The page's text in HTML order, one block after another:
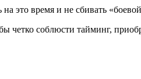
это время и не сбивать
четко соблюсти тайминг,